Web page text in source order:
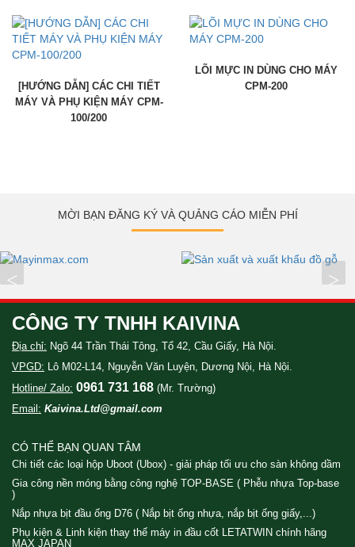
[HƯỚNG DẪN] CÁC CHI TIẾT
MÁY VÀ PHỤ KIỆN MÁY CPM-
100/200
LÕI MỰC IN DÙNG CHO MÁY
CPM-200
MỜI BẠN ĐĂNG KÝ VÀ QUẢNG CÁO MIỄN PHÍ
< >
CÔNG TY TNHH KAIVINA
Địa chỉ: Ngõ 44 Trần Thái Tông, Tổ 42, Cầu Giấy, Hà Nội.
VPGD: Lô M02-L14, Nguyễn Văn Luyện, Dương Nội, Hà Nội.
Hotline/ Zalo: 0961 731 168 (Mr. Trường)
Email: Kaivina.Ltd@gmail.com
CÓ THỂ BẠN QUAN TÂM
Chi tiết các loại hộp Uboot (Ubox) - giải pháp tối ưu cho sàn không dầm
Gia công nền móng bằng công nghệ TOP-BASE ( Phễu nhựa Top-base
)
Nắp nhựa bịt đầu ống D76 ( Nắp bịt ống nhựa, nắp bịt ống giấy,...)
Phụ kiện & Linh kiện thay thế máy in đầu cốt LETATWIN chính hãng
MAX JAPAN